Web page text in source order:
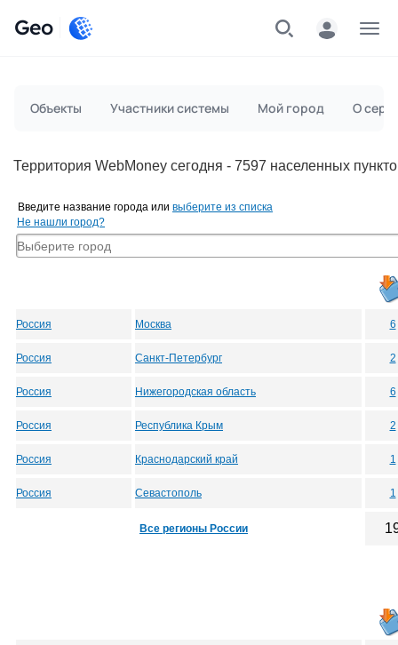
Geo
Объекты Участники системы Мой город О
Территория WebMoney сегодня - 7597 населенных
Введите название города или выберите из списка
Не нашли город?
Россия Москва 6
Россия Санкт-Петербург 2
Россия Нижегородская область 6
Россия Республика Крым 2
Россия Краснодарский край 1
Россия Севастополь 1
Все регионы России